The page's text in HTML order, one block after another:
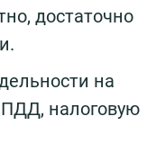
достаточно
на
налоговую